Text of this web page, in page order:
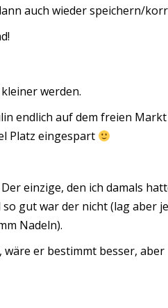
auch wieder speichern/
werden.
endlich auf dem freien
Platz eingespart
einzige, den ich damals
gut war der nicht (lag aber
Nadeln).
er bestimmt besser, aber